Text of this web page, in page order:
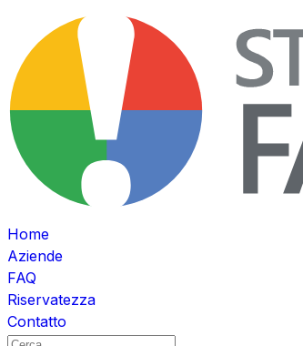
Home
Aziende
FAQ
Riservatezza
Contatto